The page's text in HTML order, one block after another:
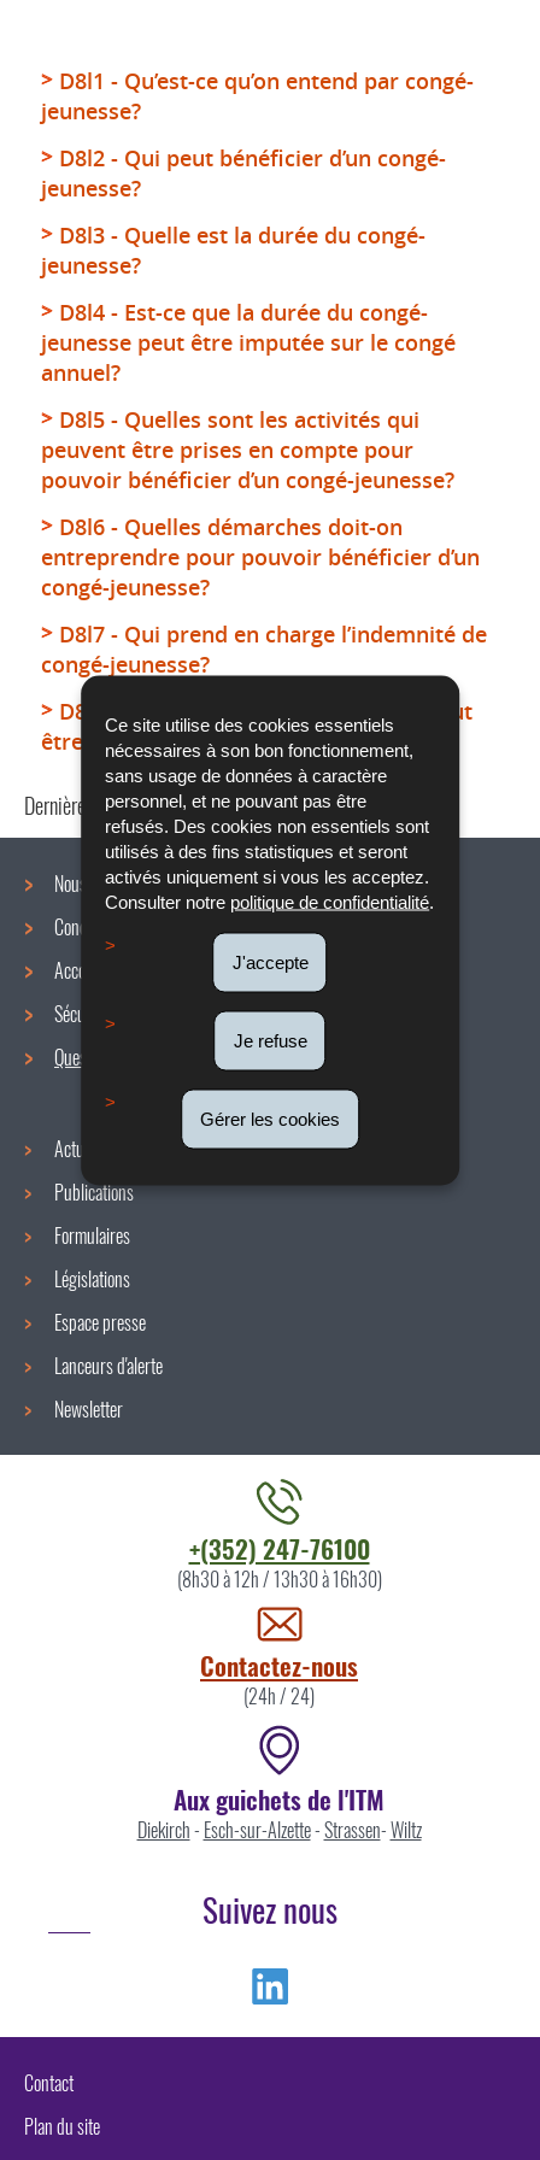
Ce site utilise des cookies essentiels
nécessaires à son bon fonctionnement,
sans usage de données à caractère
personnel, et ne pouvant pas être
refusés. Des cookies non essentiels sont
utilisés à des fins statistiques et seront
activés uniquement si vous les acceptez.
Consulter notre politique de confidentialité.
J'accepte
Je refuse
Gérer les cookies
D8l1 - Qu’est-ce qu’on entend par congé-
jeunesse?
D8l2 - Qui peut bénéficier d’un congé-
jeunesse?
D8l3 - Quelle est la durée du congé-
jeunesse?
D8l4 - Est-ce que la durée du congé-
jeunesse peut être imputée sur le congé
annuel?
D8l5 - Quelles sont les activités qui
peuvent être prises en compte pour
pouvoir bénéficier d’un congé-jeunesse?
D8l6 - Quelles démarches doit-on
entreprendre pour pouvoir bénéficier d’un
congé-jeunesse?
D8l7 - Qui prend en charge l’indemnité de
congé-jeunesse?
D8l8 - Est-ce que le congé-jeunesse peut
être différé par l’employeur?
Dernière mise à jour13/06/2019
Menu
de
navigation
Nous connaître
Conditions de travail
Accords collectifs
Sécurité / Santé au travail
Questions / réponses
Actualités
Publications
Formulaires
Législations
Espace presse
Lanceurs d'alerte
Newsletter
+(352) 247-76100
(8h30 à 12h / 13h30 à 16h30)
Contactez-nous
(24h / 24)
Aux guichets de l'ITM
Diekirch- Esch-sur-Alzette-Strassen-Wiltz
Suivez nous
Contact
Plan du site